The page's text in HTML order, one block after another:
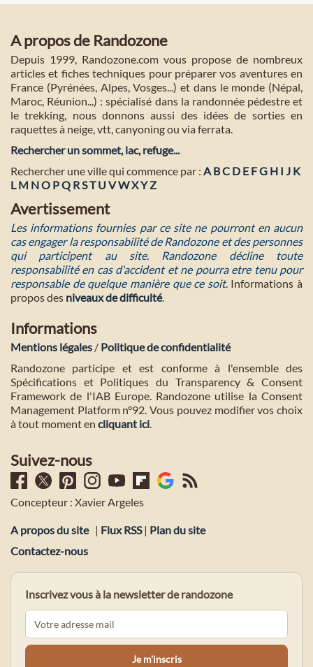
A propos de Randozone
Depuis 1999, Randozone.com vous propose de nombreux
articles et fiches techniques pour préparer vos aventures en
France (Pyrénées, Alpes, Vosges...) et dans le monde (Népal,
Maroc, Réunion...) : spécialisé dans la randonnée pédestre et
le trekking, nous donnons aussi des idées de sorties en
raquettes à neige, vtt, canyoning ou via ferrata.
Rechercher un sommet, lac, refuge...
Rechercher une ville qui commence par : A BC D E FG H I J K
L M NO PQ R ST U VWXY Z
Avertissement
Les informations fournies par ce site ne pourront en aucun
cas engager la responsabilité de Randozone et des personnes
qui participent au site. Randozone décline toute
responsabilité en cas d'accident et ne pourra etre tenu pour
responsable de quelque manière que ce soit. Informations à
propos des niveaux de difficulté.
Informations
Mentions légales / Politique de confidentialité
Randozone participe et est conforme à l'ensemble des
Spécifications et Politiques du Transparency & Consent
Framework de l'IAB Europe. Randozone utilise la Consent
Management Platform n°92. Vous pouvez modifier vos choix
à tout moment en cliquant ici
Suivez-nous
Concepteur : Xavier Argeles
A propos du site | Flux RSS| Plan du site
Contactez-nous
Inscrivez vous à la newsletter de randozone